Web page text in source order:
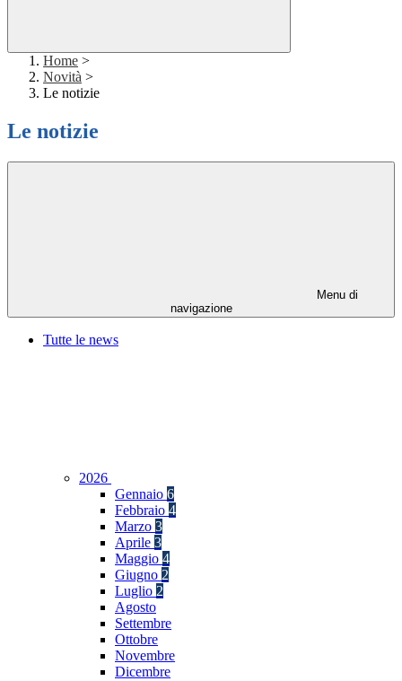
Home >
Novità >
Le notizie
Le notizie
Menu di
navigazione
Tutte le news
2026
Gennaio 6
Febbraio 4
Marzo 3
Aprile 3
Maggio 4
Giugno 2
Luglio 2
Agosto
Settembre
Ottobre
Novembre
Dicembre